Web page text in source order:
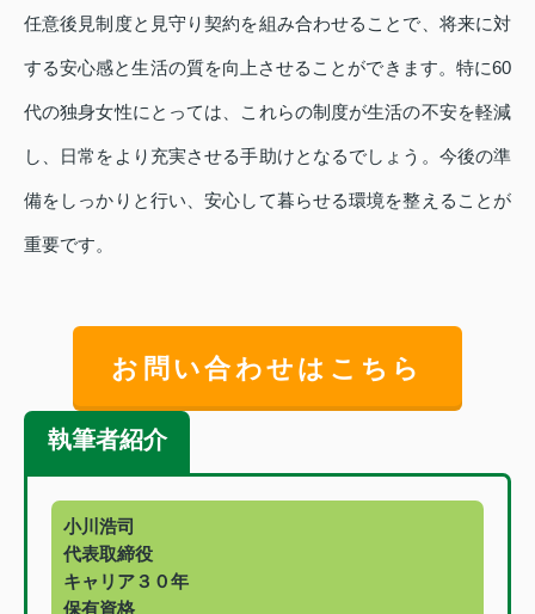
任意後見制度と見守り契約を組み合わせることで、将来に対
する安心感と生活の質を向上させることができます。特に60
代の独身女性にとっては、これらの制度が生活の不安を軽減
し、日常をより充実させる手助けとなるでしょう。今後の準
備をしっかりと行い、安心して暮らせる環境を整えることが
重要です。
お問い合わせはこちら
執筆者紹介
小川浩司
代表取締役
キャリア３０年
保有資格